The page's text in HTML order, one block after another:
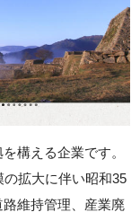
構える企業です。
拡大に伴い昭和35
維持管理、産業廃